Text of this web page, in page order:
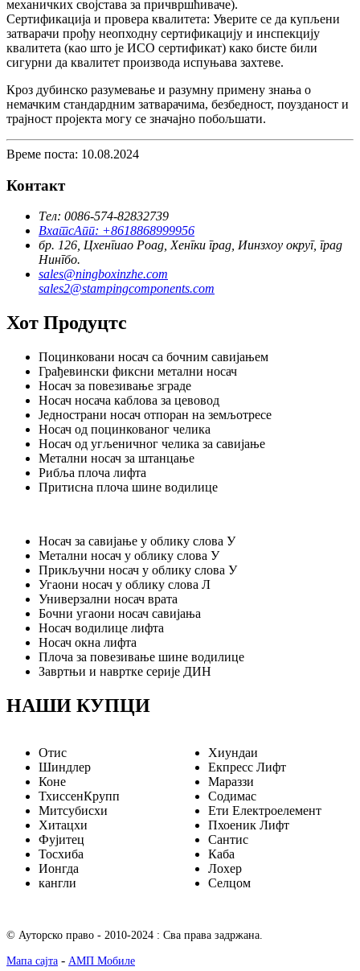
механичких својстава за причвршћиваче).
Сертификација и провера квалитета: Уверите се да купљени
затварачи прођу неопходну сертификацију и инспекцију
квалитета (као што је ИСО сертификат) како бисте били
сигурни да квалитет производа испуњава захтеве.
Кроз дубинско разумевање и разумну примену знања о
немачким стандардним затварачима, безбедност, поузданост и
трајност пројекта могу се значајно побољшати.
Време поста: 10.08.2024
Контакт
Тел: 0086-574-82832739
ВхатсАпп: +8618868999956
бр. 126, Цхенгиао Роад, Хенгки град, Иинзхоу округ, град
Нингбо.
sales@ningboxinzhe.com
sales2@stampingcomponents.com
Хот Продуцтс
Поцинковани носач са бочним савијањем
Грађевински фиксни метални носач
Носач за повезивање зграде
Носач носача каблова за цевовод
Једнострани носач отпоран на земљотресе
Носач од поцинкованог челика
Носач од угљеничног челика за савијање
Метални носач за штанцање
Рибља плоча лифта
Притисна плоча шине водилице
Носач за савијање у облику слова У
Метални носач у облику слова У
Прикључни носач у облику слова У
Угаони носач у облику слова Л
Универзални носач врата
Бочни угаони носач савијања
Носач водилице лифта
Носач окна лифта
Плоча за повезивање шине водилице
Завртњи и навртке серије ДИН
НАШИ КУПЦИ
Отис
Шиндлер
Коне
ТхиссенКрупп
Митсубисхи
Хитацхи
Фујитец
Тосхиба
Ионгда
кангли
Хиундаи
Екпресс Лифт
Мараззи
Содимас
Ети Електроелемент
Пхоеник Лифт
Сантис
Каба
Лохер
Селцом
© Ауторско право - 2010-2024 : Сва права задржана.
Мапа сајта - АМП Мобиле